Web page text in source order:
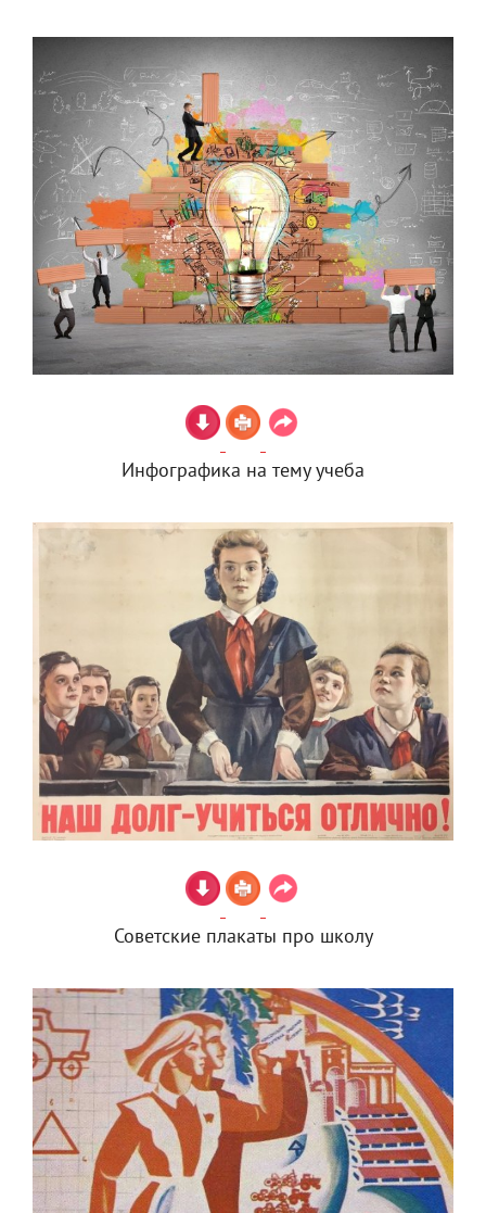
Инфографика на тему учеба
Советские плакаты про школу